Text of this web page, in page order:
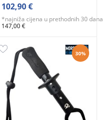
102,90 €
*najniža cijena u prethodnih 30 dana
147,00 €
30%